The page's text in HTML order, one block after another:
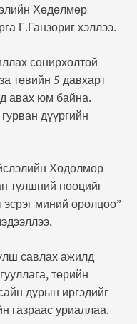
Хөдөлмөр
Г.Ганзориг хэллээ.
сонирхолтой
төвийн 5 давхарт
авах юм байна.
дүүргийн
Хөдөлмөр
түлшний нөөцийг
эсрэг миний оролцоо”
савлах ажилд
төрийн
дурын иргэдийг
газраас уриаллаа.